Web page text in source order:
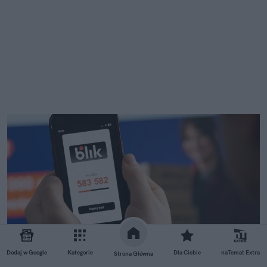
Dodaj w Google Kategorie Strona Główna Dla Ciebie naTemat Extra